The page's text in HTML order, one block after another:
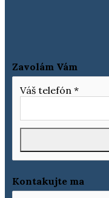
Zavolám Vám
Váš telefón *
Kontakujte ma